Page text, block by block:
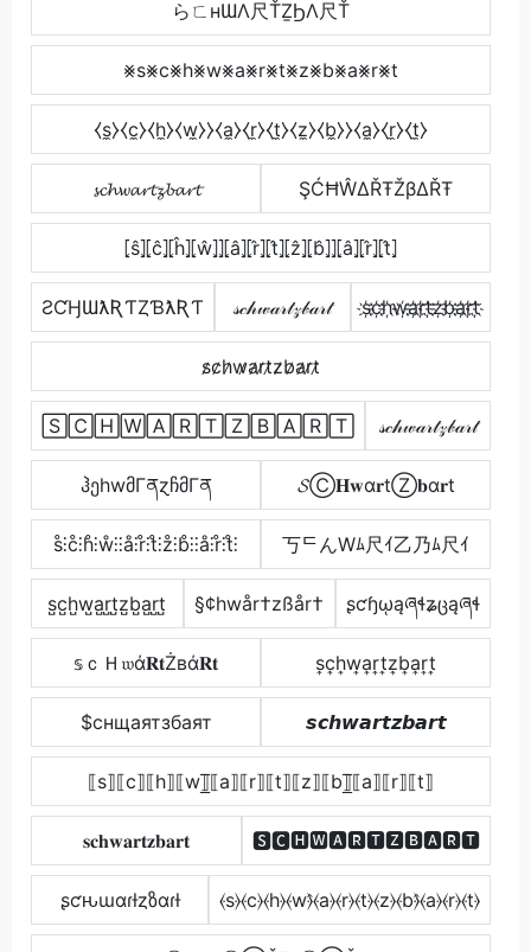
らㄈнƜΛ尺ŤẔϦΛ尺Ť
⨳s⨳c⨳h⨳w⨳a⨳r⨳t⨳z⨳b⨳a⨳r⨳t
⧼s̼⧽⧼c̼⧽⧼h̼⧽⧼w̼⧽⧽⧼a̼⧽⧼r̼⧽⧼t̼⧽⧼z̼⧽⧼b̼⧽⧽⧼a̼⧽⧼r̼⧽⧼t̼⧽
𝓼𝓬𝓱𝔀𝓪𝓻𝓽𝔃𝓫𝓪𝓻𝓽 ŞĆĦŴΔŘŦŽβΔŘŦ
⦏ŝ⦎⦏ĉ⦎⦏ĥ⦎⦏ŵ⦎⦎⦏â⦎⦏r̂⦎⦏t̂⦎⦏ẑ⦎⦏b̂⦎⦎⦏â⦎⦏r̂⦎⦏t̂⦎
ƧƇӇƜƛƦƬȤƁƛƦƬ 𝓈𝒸𝒽𝓌𝒶𝓇𝓉𝓏𝒷𝒶𝓇𝓉 s҉c҉h҉w҉a҉r҉t҉z҉b҉a҉r҉t҉
s̷c̷h̷w̷a̷r̷t̷z̷b̷a̷r̷t̷
🅂🄲🄷🅆🄰🅁🅃🅉🄱🄰🅁🅃 𝓈𝒸𝒽𝓌𝒶𝓇𝓉𝓏𝒷𝒶𝓇𝓉
ჰეhwმΓནɀჩმΓན 𝓢Ⓒ𝐇𝐰α𝐫tⓏ𝐛α𝐫t
s̊⫶c̊⫶h̊⫶ẘ⫶⫶å⫶r̊⫶t̊⫶z̊⫶b̊⫶⫶å⫶r̊⫶t̊⫶ 丂ᄃんWﾑ尺ｲ乙乃ﾑ尺ｲ
s̺c̺h̺w̺a̺r̺t̺z̺b̺a̺r̺t̺ §¢hwår†zßår† ʂƈɧῳąཞɬʑცąཞɬ
𝕤ｃＨ𝔴ά𝐑𝐭Żвά𝐑𝐭 s͎c͎h͎w͎a͎r͎t͎z͎b͎a͎r͎t͎
$cнщаятзбаят 𝙨𝙘𝙝𝙬𝙖𝙧𝙩𝙯𝙗𝙖𝙧𝙩
⟦s⟧⟦c⟧⟦h⟧⟦w⟧̲̅⟦a⟧⟦r⟧⟦t⟧⟦z⟧⟦b⟧̲̅⟦a⟧⟦r⟧⟦t⟧
𝐬𝐜𝐡𝐰𝐚𝐫𝐭𝐳𝐛𝐚𝐫𝐭 🆂🅲🅷🆆🅰🆁🆃🆉🅱🅰🆁🆃
ʂƈԋɯαɾƚȥზαɾƚ ⦑s⦒⦑c⦒⦑h⦒⦑w⦒̂⦑a⦒⦑r⦒⦑t⦒⦑z⦒⦑b⦒̂⦑a⦒⦑r⦒⦑t⦒